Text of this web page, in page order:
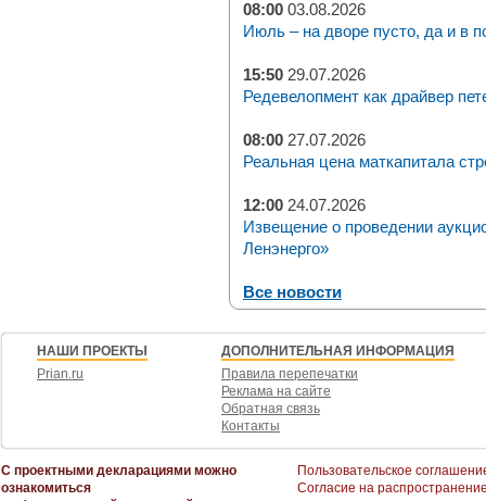
08:00 03.08.2026
Июль – на дворе пусто, да и в
15:50 29.07.2026
Редевелопмент как драйвер
08:00 27.07.2026
Реальная цена маткапитала
12:00 24.07.2026
Извещение о проведении
Ленэнерго»
Все новости
НАШИ ПРОЕКТЫ
Prian.ru
ДОПОЛНИТЕЛЬНАЯ ИНФОРМАЦИЯ
Правила перепечатки
Реклама на сайте
Обратная связь
Контакты
С проектными декларациями можно
ознакомиться
Пользовательское
Согласие на